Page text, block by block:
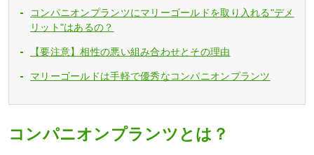
コンパニオンプランツにマリーゴールドを取り入れる"デメ
リット"はあるの？
【要注意】相性の悪い組み合わせとその理由
マリーゴールドは手軽で優秀なコンパニオンプランツ
コンパニオンプランツとは？